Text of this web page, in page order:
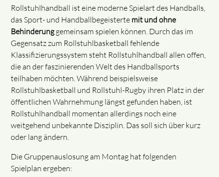
Rollstuhlhandball ist eine moderne Spielart des Handballs,
das Sport- und Handballbegeisterte mit und ohne
Behinderunggemeinsam spielen können. Durch das im
Gegensatz zum Rollstuhlbasketball fehlende
Klassifizierungssystem steht Rollstuhlhandball allen offen,
die an der faszinierenden Welt des Handballsports
teilhaben möchten. Während beispielsweise
Rollstuhlbasketball und Rollstuhl-Rugby ihren Platz in der
öffentlichen Wahrnehmung längst gefunden haben, ist
Rollstuhlhandball momentan allerdings noch eine
weitgehend unbekannte Disziplin. Das soll sich über kurz
oder lang ändern.
Die Gruppenauslosung am Montag hat folgenden
Spielplan ergeben: